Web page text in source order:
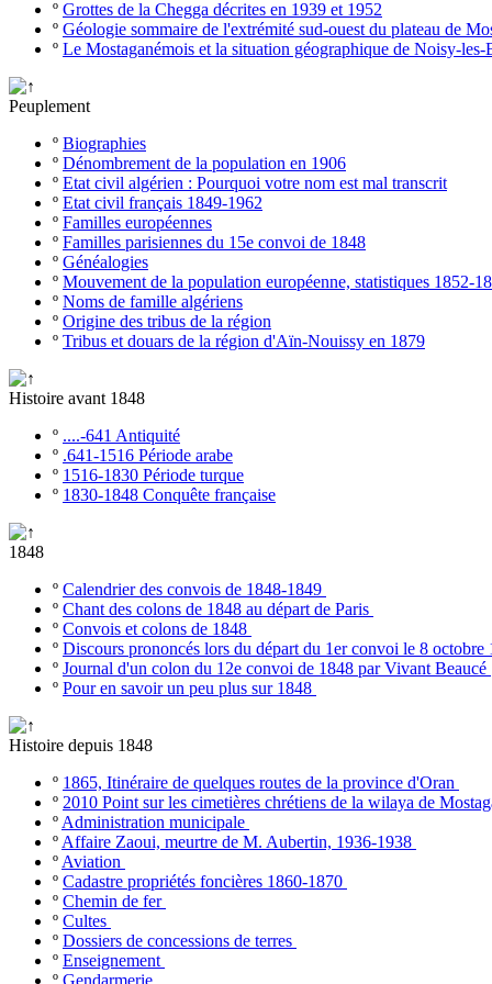
º Grottes de la Chegga décrites en 1939 et 1952
º Géologie sommaire de l'extrémité sud-ouest du plateau de
º Le Mostaganémois et la situation géographique de Noisy-les-
Peuplement
º Biographies
º Dénombrement de la population en 1906
º Etat civil algérien : Pourquoi votre nom est mal transcrit
º Etat civil français 1849-1962
º Familles européennes
º Familles parisiennes du 15e convoi de 1848
º Généalogies
º Mouvement de la population européenne, statistiques 1852-
º Noms de famille algériens
º Origine des tribus de la région
º Tribus et douars de la région d'Aïn-Nouissy en 1879
Histoire avant 1848
º ....-641 Antiquité
º .641-1516 Période arabe
º 1516-1830 Période turque
º 1830-1848 Conquête française
1848
º Calendrier des convois de 1848-1849
º Chant des colons de 1848 au départ de Paris
º Convois et colons de 1848
º Discours prononcés lors du départ du 1er convoi le 8 octobre
º Journal d'un colon du 12e convoi de 1848 par Vivant Beaucé
º Pour en savoir un peu plus sur 1848
Histoire depuis 1848
º 1865, Itinéraire de quelques routes de la province d'Oran
º 2010 Point sur les cimetières chrétiens de la wilaya de
º Administration municipale
º Affaire Zaoui, meurtre de M. Aubertin, 1936-1938
º Aviation
º Cadastre propriétés foncières 1860-1870
º Chemin de fer
º Cultes
º Dossiers de concessions de terres
º Enseignement
º Gendarmerie